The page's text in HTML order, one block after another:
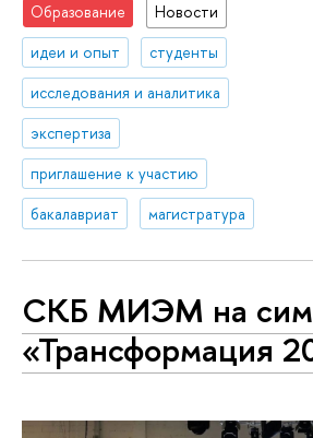
Образование
Новости
идеи и опыт
студенты
исследования и аналитика
экспертиза
приглашение к участию
бакалавриат
магистратура
СКБ МИЭМ на
«Трансформация